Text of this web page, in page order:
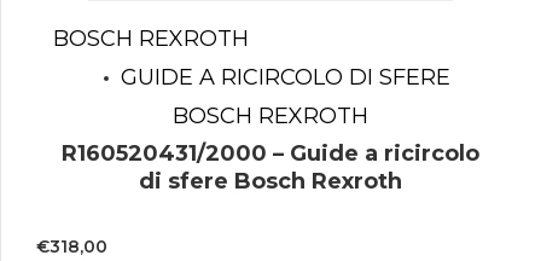
BOSCH REXROTH
GUIDE A RICIRCOLO DI SFERE
BOSCH REXROTH
R160520431/2000 – Guide a ricircolo
di sfere Bosch Rexroth
€318,00